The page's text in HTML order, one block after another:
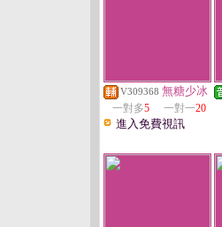
V309368 無糖少冰
一對多5 一對一20
進入免費視訊